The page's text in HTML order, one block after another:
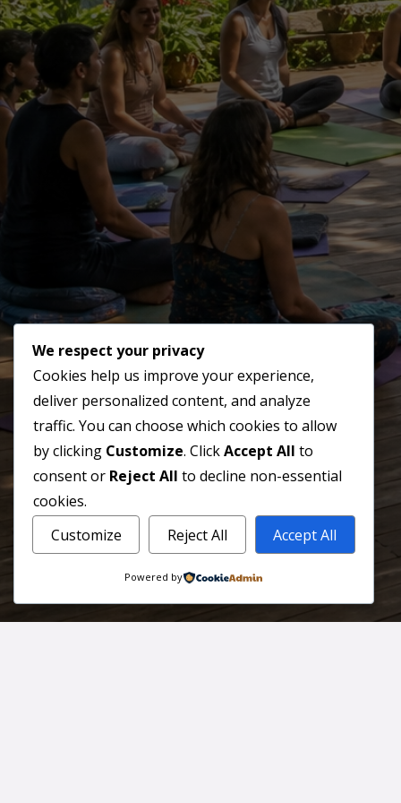
Datos de contacto
Cll 9 43a 31 Of 231
Ccial Multicentro Aliadas
Medellín, Colombia
TELÉFONO Y WHATSAPP
302 434 78 02
CORREO
info@jamaraturana.com
We respect your privacy
Cookies help us improve your experience,
deliver personalized content, and analyze
traffic. You can choose which cookies to allow
by clicking Customize. ClickAccept All to
consent or Reject All to decline non-essential
cookies.
Customize
Reject All Accept All
Powered by